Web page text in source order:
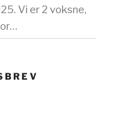
Vi er 2 voksne,